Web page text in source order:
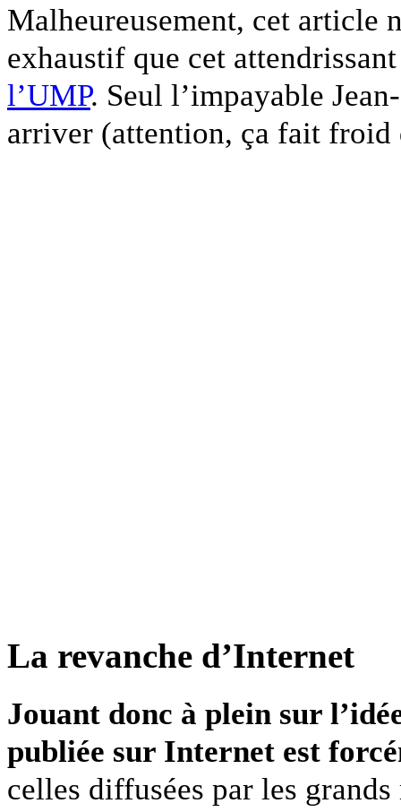
Malheureusement, cet article
exhaustif que cet
l’UMP. Seul l’impayable
arriver (attention, ça fait froid
La revanche d’Internet
Jouant donc à plein sur
publiée sur Internet est
celles diffusées par les